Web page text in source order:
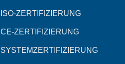
ISO-ZERTIFIZIERUNG
CE-ZERTIFIZIERUNG
SYSTEMZERTIFIZIERUNG